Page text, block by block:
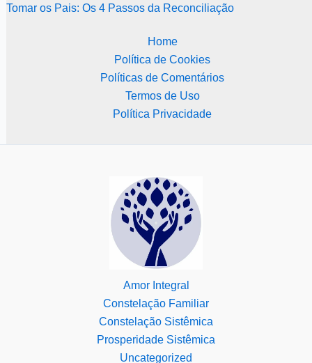
Tomar os Pais: Os 4 Passos da Reconciliação
Home
Política de Cookies
Políticas de Comentários
Termos de Uso
Política Privacidade
Amor Integral
Constelação Familiar
Constelação Sistêmica
Prosperidade Sistêmica
Uncategorized